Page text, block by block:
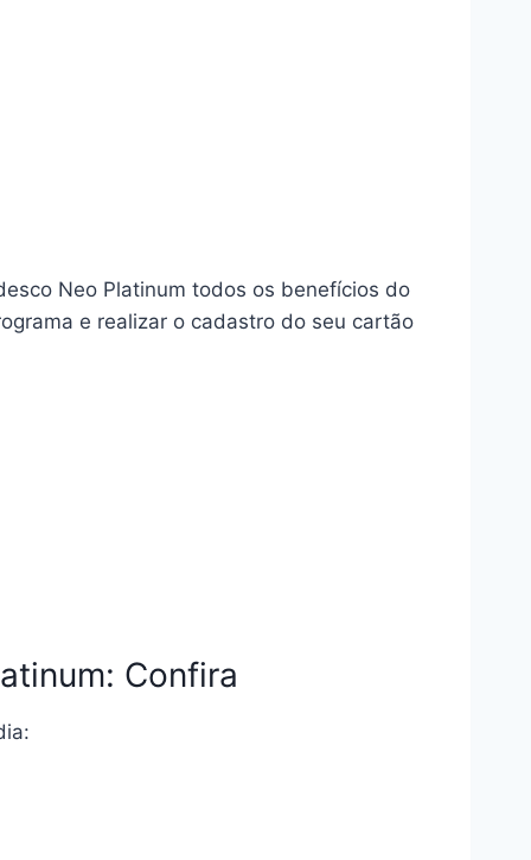
Neo Platinum todos os benefícios do
e realizar o cadastro do seu cartão
Confira